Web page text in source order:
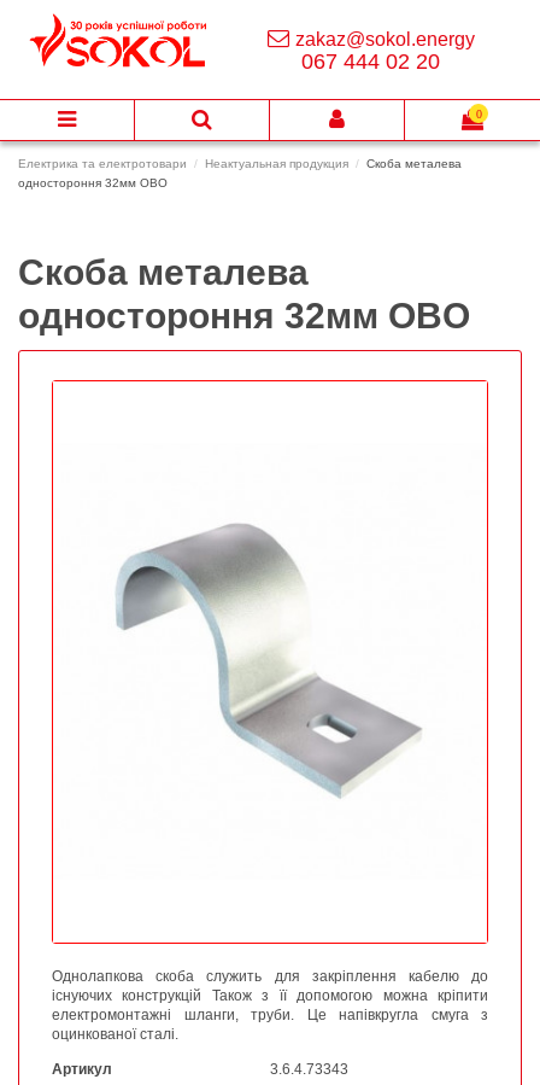
Електрика та електротовари Неактуальная продукция
Скоба металева
одностороння 32мм OBO
Скоба металева
одностороння 32мм OBO
Однолапкова скоба служить для закріплення кабелю до
існуючих конструкцій Також з її допомогою можна кріпити
електромонтажні шланги, труби. Це напівкругла смуга з
оцинкованої сталі.
Артикул 3.6.4.73343
zakaz@sokol.energy
067 444 02 20
0